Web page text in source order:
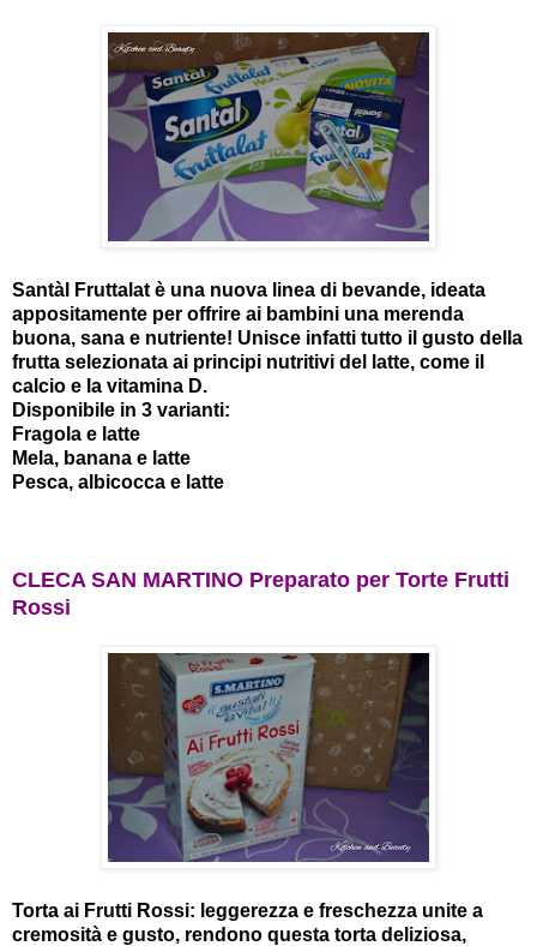
Santàl Fruttalat è una nuova linea di bevande, ideata
appositamente per offrire ai bambini una merenda
buona, sana e nutriente! Unisce infatti tutto il gusto della
frutta selezionata ai principi nutritivi del latte, come il
calcio e la vitamina D.
Disponibile in 3 varianti:
Fragola e latte
Mela, banana e latte
Pesca, albicocca e latte
CLECA SAN MARTINO Preparato per Torte Frutti
Rossi
Torta ai Frutti Rossi: leggerezza e freschezza unite a
cremosità e gusto, rendono questa torta deliziosa,